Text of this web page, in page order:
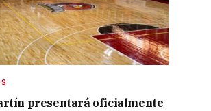
presentará oficialmente